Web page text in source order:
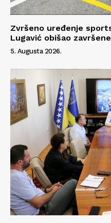
Zvršeno uređenje
Lugavić obišao
5. Augusta 2026.